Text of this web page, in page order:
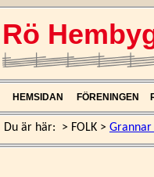
Rö
HEMSIDAN FÖRENINGEN
Du är här: > FOLK > Grannar